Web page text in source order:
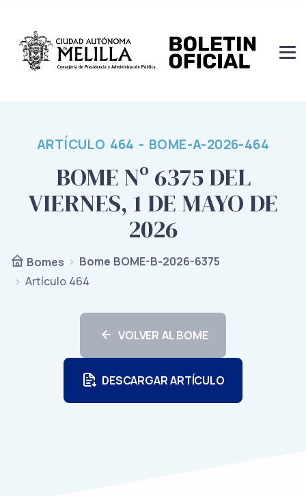
ARTÍCULO 464 - BOME-A-2026-464
BOME Nº 6375 DEL
VIERNES, 1 DE MAYO DE
2026
Bomes
Bome BOME-B-2026-6375
Artículo 464
VOLVER AL BOME
DESCARGAR ARTÍCULO